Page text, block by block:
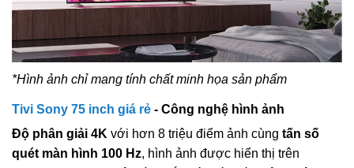
*Hình ảnh chỉ mang tính chất minh họa sản phẩm​
Tivi Sony 75 inch giá rẻ - Công nghệ hình ảnh
Độ phân giải 4K với hơn 8 triệu điểm ảnh cùng tấn số
quét màn hình 100 Hz, hình ảnh được hiển thị trên